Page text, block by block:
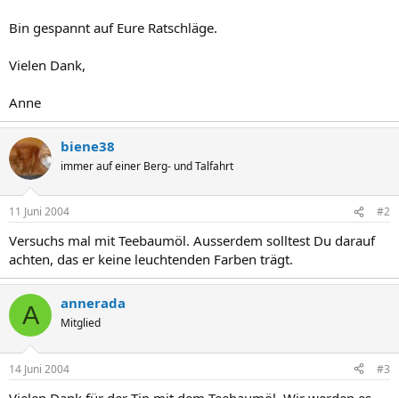
Bin gespannt auf Eure Ratschläge.
Vielen Dank,
Anne
biene38
immer auf einer Berg- und Talfahrt
11 Juni 2004 #2
Versuchs mal mit Teebaumöl. Ausserdem solltest Du darauf
achten, das er keine leuchtenden Farben trägt.
A annerada
Mitglied
14 Juni 2004 #3